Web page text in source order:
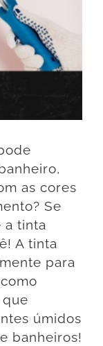
as cores
Se
a tinta
A tinta
para
úmidos
banheiros!